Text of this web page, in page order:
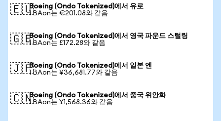
🇪🇺Boeing (Ondo Tokenized)에서 유로
1 BAon는 €201.08와 같음
🇬🇧Boeing (Ondo Tokenized)에서 영국 파운드 스털링
1 BAon는 £172.28와 같음
🇯🇵Boeing (Ondo Tokenized)에서 일본 엔
1 BAon는 ¥36,681.77와 같음
🇨🇳Boeing (Ondo Tokenized)에서 중국 위안화
1 BAon는 ¥1,568.36와 같음